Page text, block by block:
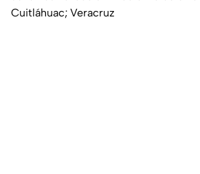
Cuitláhuac; Veracruz